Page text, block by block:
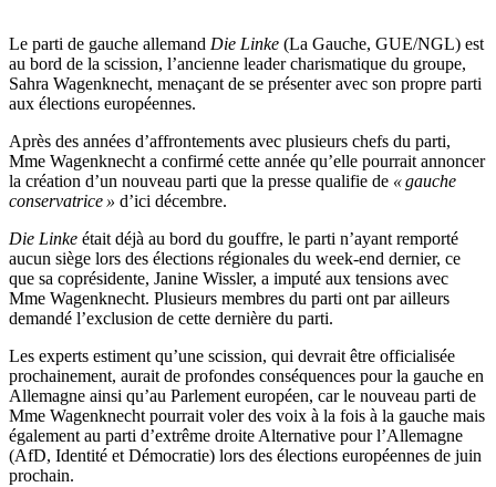
Le parti de gauche allemand Die Linke (La Gauche, GUE/NGL) est
au bord de la scission, l’ancienne leader charismatique du groupe,
Sahra Wagenknecht, menaçant de se présenter avec son propre parti
aux élections européennes.
Après des années d’affrontements avec plusieurs chefs du parti,
Mme Wagenknecht a confirmé cette année qu’elle pourrait annoncer
la création d’un nouveau parti que la presse qualifie de « gauche
conservatrice » d’ici décembre.
Die Linke était déjà au bord du gouffre, le parti n’ayant remporté
aucun siège lors des élections régionales du week-end dernier, ce
que sa coprésidente, Janine Wissler, a imputé aux tensions avec
Mme Wagenknecht. Plusieurs membres du parti ont par ailleurs
demandé l’exclusion de cette dernière du parti.
Les experts estiment qu’une scission, qui devrait être officialisée
prochainement, aurait de profondes conséquences pour la gauche en
Allemagne ainsi qu’au Parlement européen, car le nouveau parti de
Mme Wagenknecht pourrait voler des voix à la fois à la gauche mais
également au parti d’extrême droite Alternative pour l’Allemagne
(AfD, Identité et Démocratie) lors des élections européennes de juin
prochain.